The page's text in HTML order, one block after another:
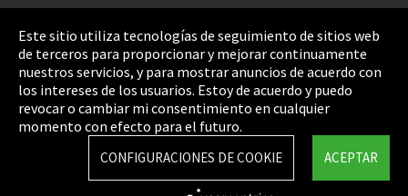
Pie de imprenta
Política de privacidad
Cookie Settings
Términos y Condiciones
Mapa del sitio
Integrity Line
Este sitio utiliza tecnologías de seguimiento de sitios web
de terceros para proporcionar y mejorar continuamente
nuestros servicios, y para mostrar anuncios de acuerdo con
los intereses de los usuarios. Estoy de acuerdo y puedo
revocar o cambiar mi consentimiento en cualquier
momento con efecto para el futuro.
ACEPTAR
CONFIGURACIONES DE COOKIE